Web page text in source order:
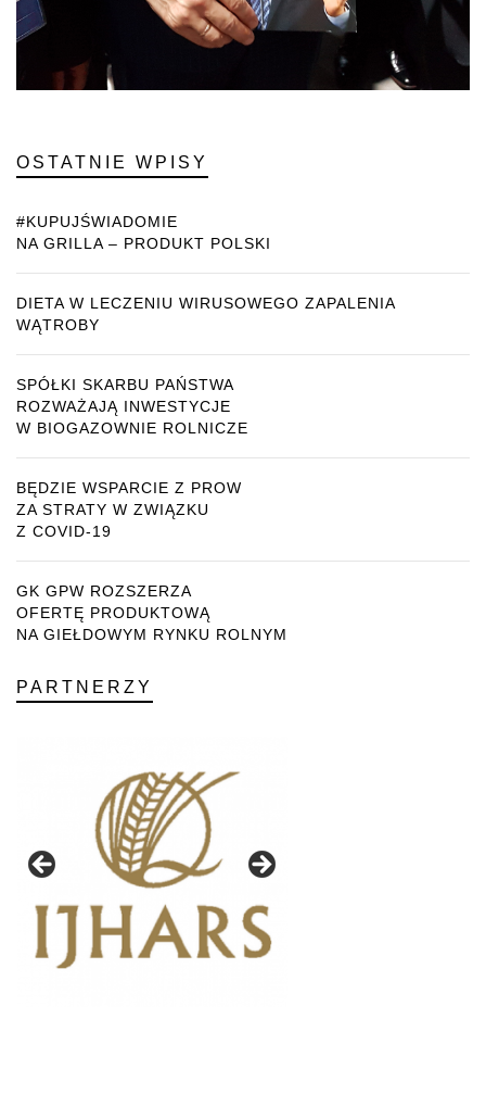
OSTATNIE WPISY
#KUPUJŚWIADOMIE
NA GRILLA – PRODUKT POLSKI
DIETA W LECZENIU WIRUSOWEGO ZAPALENIA
WĄTROBY
SPÓŁKI SKARBU PAŃSTWA
ROZWAŻAJĄ INWESTYCJE
W BIOGAZOWNIE ROLNICZE
BĘDZIE WSPARCIE Z PROW
ZA STRATY W ZWIĄZKU
Z COVID-19
GK GPW ROZSZERZA
OFERTĘ PRODUKTOWĄ
NA GIEŁDOWYM RYNKU ROLNYM
PARTNERZY